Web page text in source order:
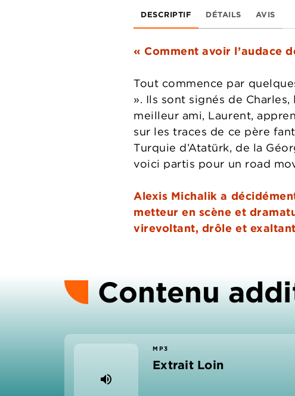
DESCRIPTIF DÉTAILS AVIS
« Comment avoir l’audace
Tout commence par
». Ils sont signés de
meilleur ami, Laurent,
sur les traces de ce père
Turquie d’Atatürk, de la
voici partis pour un road
Alexis Michalik a
metteur en scène et
virevoltant, drôle et
Contenu
volume_up
MP3
Extrait Loin